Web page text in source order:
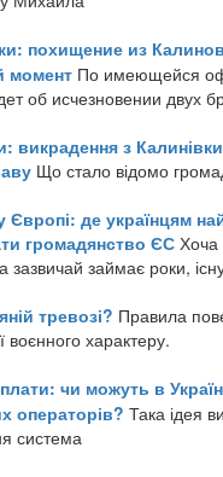
похищение из
момент По имеющейся
об исчезновении двух
викрадення з
Що стало відомо
Європі: де українцям
громадянство ЄС Хоча
зазвичай займає роки,
тревозі? Правила
воєнного характеру.
чи можуть в
операторів? Така ідея
система